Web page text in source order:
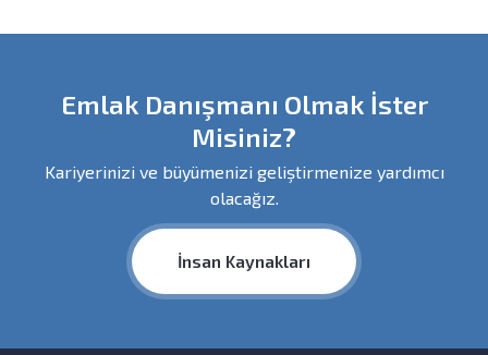
Emlak Danışmanı Olmak İster
Misiniz?
Kariyerinizi ve büyümenizi geliştirmenize yardımcı
olacağız.
İnsan Kaynakları